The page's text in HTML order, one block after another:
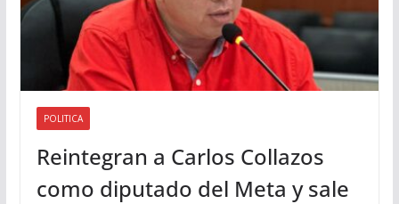
POLITICA
Reintegran a Carlos Collazos
como diputado del Meta y sale